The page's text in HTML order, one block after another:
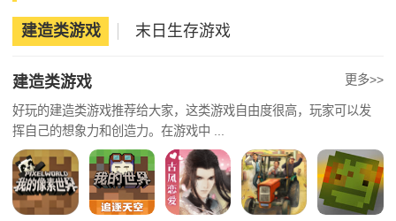
建造类游戏 末日生存游戏
建造类游戏 更多>>
好玩的建造类游戏推荐给大家，这类游戏自由度很高，玩家可以发
挥自己的想象力和创造力。在游戏中 ...